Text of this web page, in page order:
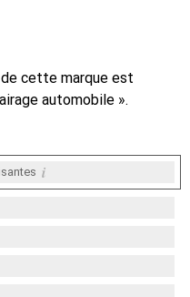
cette marque est
automobile ».
i